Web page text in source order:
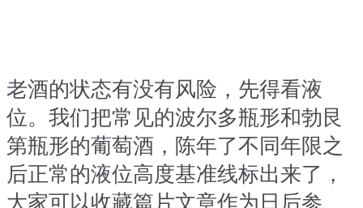
老酒的状态有没有风险，先得看液
位。我们把常见的波尔多瓶形和勃艮
第瓶形的葡萄酒，陈年了不同年限之
后正常的液位高度基准线标出来了，
大家可以收藏篇片文章作为日后参